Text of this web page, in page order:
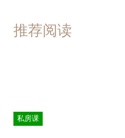
推荐阅读
私房课